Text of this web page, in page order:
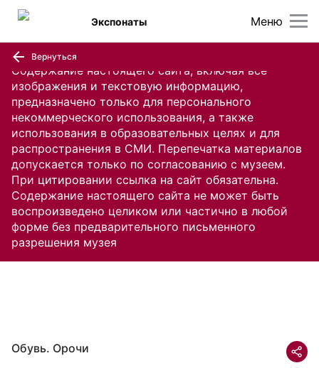
Содержание настоящего сайта, включая все
изображения и текстовую информацию,
предназначено только для персонального
некоммерческого использования, а также
использования в образовательных целях и для
распространения в СМИ. Перепечатка материалов
допускается только по согласованию с музеем.
При цитировании ссылка на сайт обязательна.
Содержание настоящего сайта не может быть
воспроизведено целиком или частично в любой
форме без предварительного письменного
разрешения музея
Меню
Экспонаты
Вернуться
Обувь. Орочи